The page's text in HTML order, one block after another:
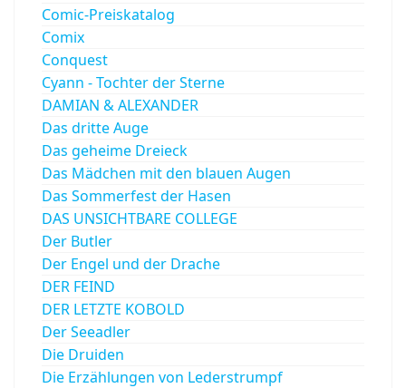
Comic-Preiskatalog
Comix
Conquest
Cyann - Tochter der Sterne
DAMIAN & ALEXANDER
Das dritte Auge
Das geheime Dreieck
Das Mädchen mit den blauen Augen
Das Sommerfest der Hasen
DAS UNSICHTBARE COLLEGE
Der Butler
Der Engel und der Drache
DER FEIND
DER LETZTE KOBOLD
Der Seeadler
Die Druiden
Die Erzählungen von Lederstrumpf